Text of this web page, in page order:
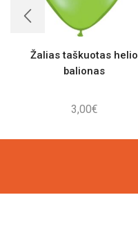
Žalias taškuotas helio
balionas
3,00€